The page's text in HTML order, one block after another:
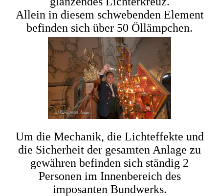
Allein in diesem schwebenden Element
befinden sich über 50 Öllämpchen.
Um die Mechanik, die Lichteffekte und
die Sicherheit der gesamten Anlage zu
gewähren befinden sich ständig 2
Personen im Innenbereich des
imposanten Bundwerks.